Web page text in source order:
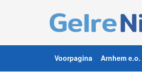
Voorpagina Arnhem e.o.